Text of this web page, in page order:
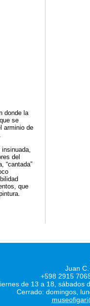
donde la
se
arminio de
del
“cantada”
que
Juan
+598 2915
de 13 a 18, sábados
Cerrado: domingos,